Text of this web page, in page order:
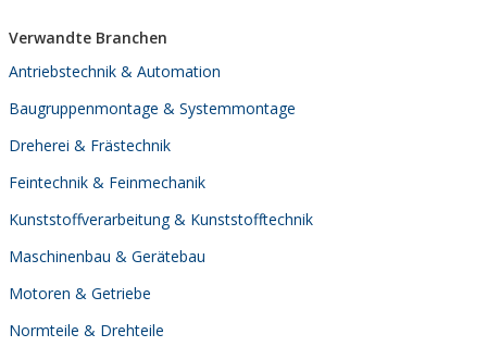
Verwandte Branchen
Antriebstechnik & Automation
Baugruppenmontage & Systemmontage
Dreherei & Frästechnik
Feintechnik & Feinmechanik
Kunststoffverarbeitung & Kunststofftechnik
Maschinenbau & Gerätebau
Motoren & Getriebe
Normteile & Drehteile